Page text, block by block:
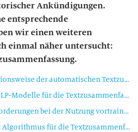
Ankündigungen.
entsprechende
wir einen weiteren
einmal näher untersucht:
Anwendung und Funktionsweise der automatischen Textzusammenfassung
Wie effektiv sind die NLP-Modelle für die Textzusammenfassung?
Wo liegen die Herausforderungen bei der Nutzung vortrainierter Modelle?
Wie funktioniert unser Algorithmus für die Textzusammenfasung im Detail?